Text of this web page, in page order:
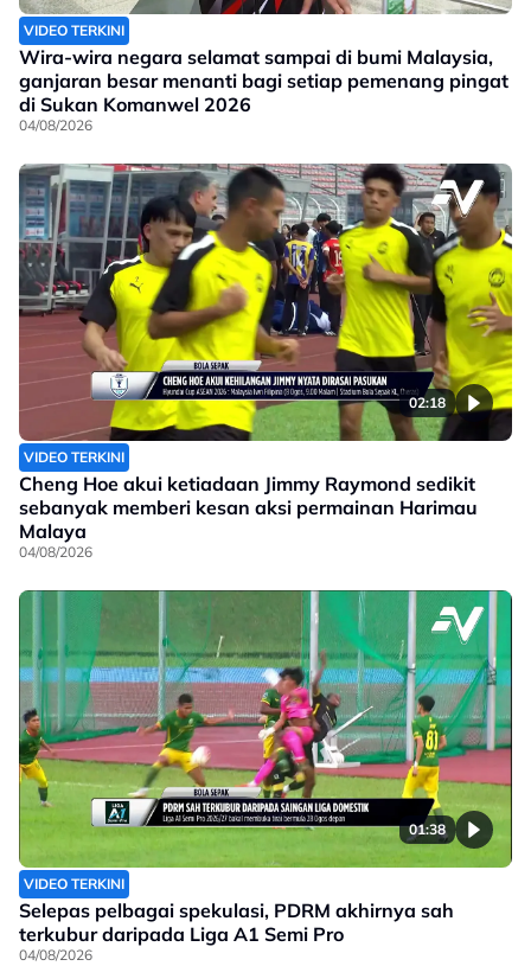
VIDEO TERKINI
Wira-wira negara selamat sampai di bumi Malaysia,
ganjaran besar menanti bagi setiap pemenang pingat
di Sukan Komanwel 2026
04/08/2026
02:18
VIDEO TERKINI
Cheng Hoe akui ketiadaan Jimmy Raymond sedikit
sebanyak memberi kesan aksi permainan Harimau
Malaya
04/08/2026
01:38
VIDEO TERKINI
Selepas pelbagai spekulasi, PDRM akhirnya sah
terkubur daripada Liga A1 Semi Pro
04/08/2026